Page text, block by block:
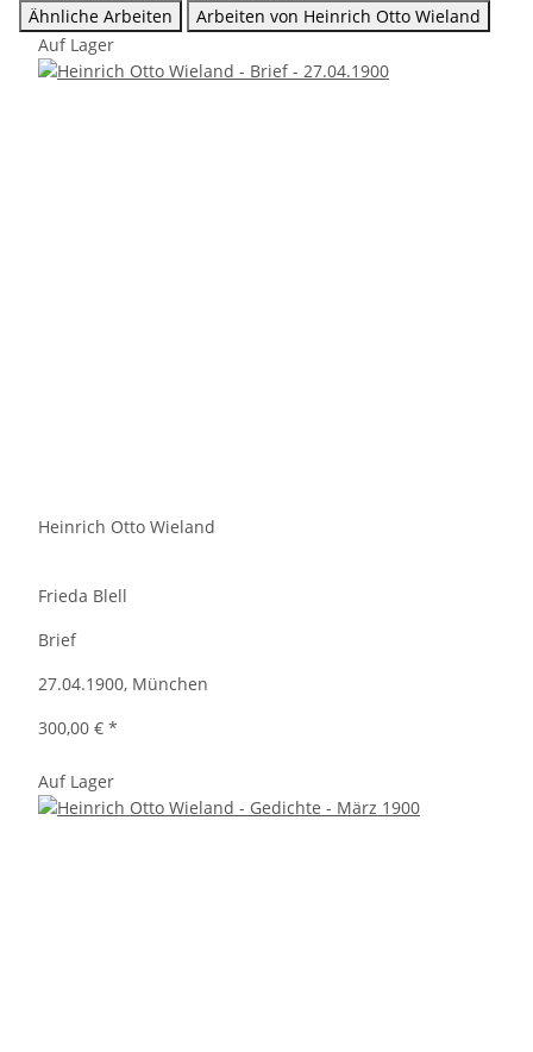
Ähnliche Arbeiten
Arbeiten von Heinrich Otto Wieland
Auf Lager
Heinrich Otto Wieland
Frieda Blell
Brief
27.04.1900, München
300,00 € *
Auf Lager